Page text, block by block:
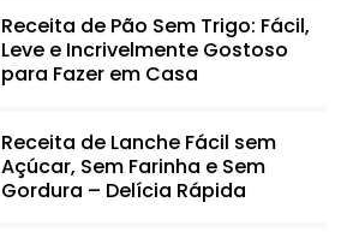
Receita de Pão Sem Trigo: Fácil,
Leve e Incrivelmente Gostoso
para Fazer em Casa
Receita de Lanche Fácil sem
Açúcar, Sem Farinha e Sem
Gordura – Delícia Rápida